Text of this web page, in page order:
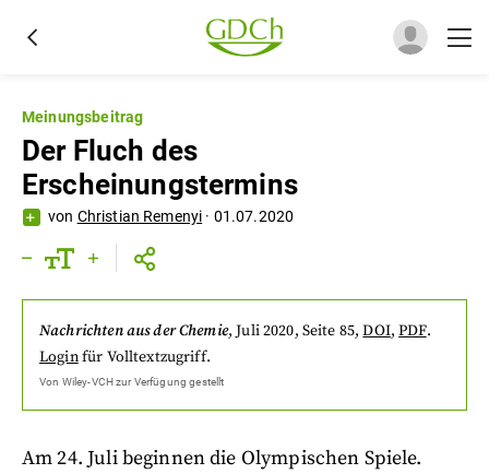
Meinungsbeitrag
Der Fluch des
Erscheinungstermins
von Christian Remenyi · 01.07.2020
Nachrichten aus der Chemie,Juli 2020, Seite 85,DOI,PDF.
Loginfür Volltextzugriff.
Von Wiley-VCHzur Verfügung gestellt
Am 24. Juli beginnen die Olympischen Spiele.